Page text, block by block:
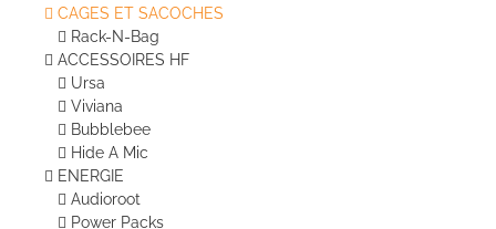
CAGES ET SACOCHES
Rack-N-Bag
ACCESSOIRES HF
Ursa
Viviana
Bubblebee
Hide A Mic
ENERGIE
Audioroot
Power Packs